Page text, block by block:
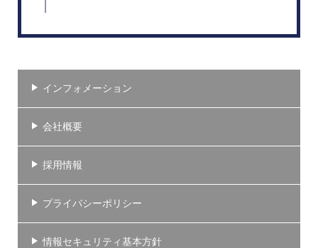
インフォメーション
会社概要
採用情報
プライバシーポリシー
情報セキュリティ基本方針